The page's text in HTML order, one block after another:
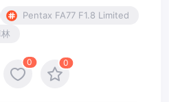
Pentax FA77 F1.8 Limited
0 0